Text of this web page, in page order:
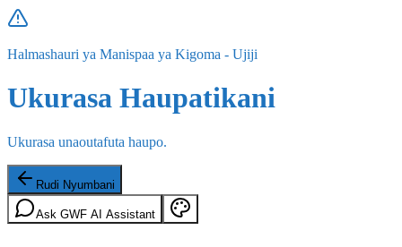
Halmashauri ya Manispaa ya Kigoma - Ujiji
Ukurasa Haupatikani
Ukurasa unaoutafuta haupo.
Rudi Nyumbani
Ask GWF AI Assistant